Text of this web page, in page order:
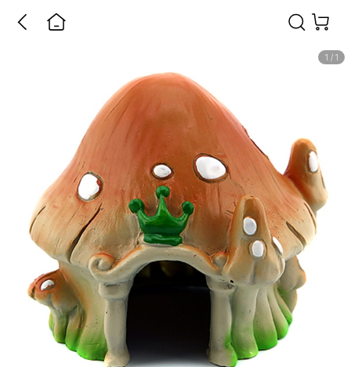
1 / 1